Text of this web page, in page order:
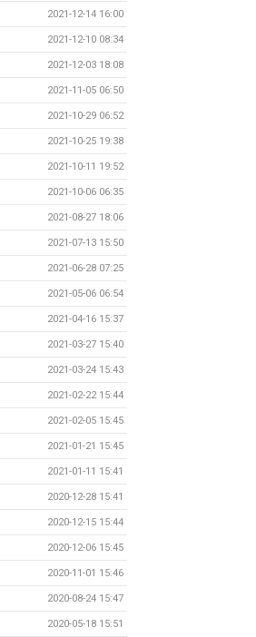
2021-12-14 16:00
2021-12-10 08:34
2021-12-03 18:08
2021-11-05 06:50
2021-10-29 06:52
2021-10-25 19:38
2021-10-11 19:52
2021-10-06 06:35
2021-08-27 18:06
2021-07-13 15:50
2021-06-28 07:25
2021-05-06 06:54
2021-04-16 15:37
2021-03-27 15:40
2021-03-24 15:43
2021-02-22 15:44
2021-02-05 15:45
2021-01-21 15:45
2021-01-11 15:41
2020-12-28 15:41
2020-12-15 15:44
2020-12-06 15:45
2020-11-01 15:46
2020-08-24 15:47
2020-05-18 15:51